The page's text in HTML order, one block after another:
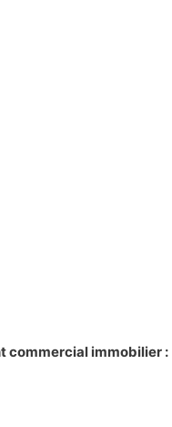
commercial immobilier :